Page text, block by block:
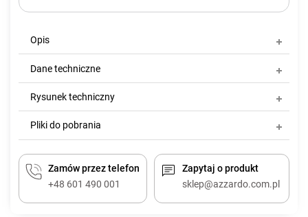
Opis
Dane techniczne
Rysunek techniczny
Pliki do pobrania
Zamów przez telefon
+48 601 490 001
Zapytaj o produkt
sklep@azzardo.com.pl